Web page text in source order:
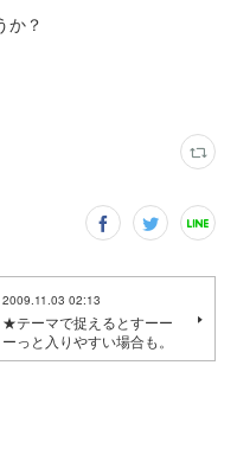
か？
2009.11.03 02:13
★テーマで捉えるとすーー
ーっと入りやすい場合も。